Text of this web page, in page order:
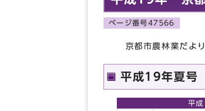
ページ番号47566
京都市農林業だより
平成19年夏
平